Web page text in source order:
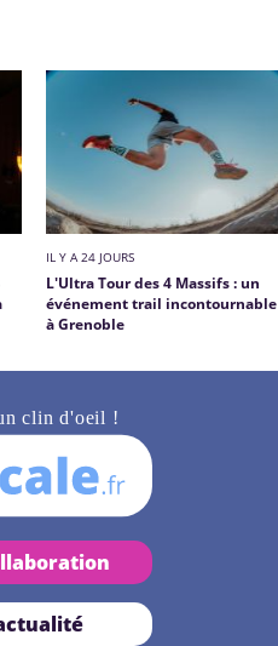
IL Y A 24 JOURS
L'Ultra Tour des 4 Massifs : un
événement trail incontournable
à Grenoble
clin d'oeil !